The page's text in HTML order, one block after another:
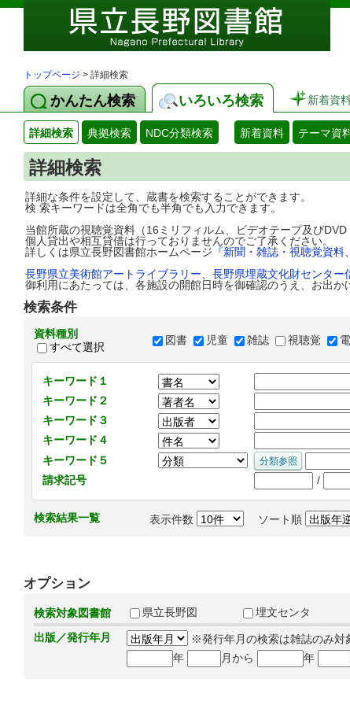
トップページ > 詳細検索
かんたん検索 いろいろ検索 新着資
詳細検索 典拠検索 NDC分類検索 新着資料 テーマ資
詳細検索
詳細な条件を設定して、蔵書を検索することができます。
検 索キーワードは全角でも半角でも入力できます。
当館所蔵の視聴覚資料（16ミリフィルム、ビデオテープ及び
個人貸出や相互貸借は行っておりませんのでご了承ください。
詳しくは県立長野図書館ホームページ 『新聞・雑誌・視聴覚資料
長野県立美術館アートライブラリー
長野県埋蔵文化財センター
御利用にあたっては、各施設の開館日時を御確認のうえ、お出か
検索条件
資料種別
すべて選択
図書 児童 雑誌 視聴覚
キーワード１
キーワード２
キーワード３
キーワード４
キーワード５
請求記号
/
検索結果一覧 表示件数 ソート順
オプション
検索対象図書館 県立長野図 埋文センタ
出版／発行年月
※発行年月の検索は雑誌のみ対
年
月から 年